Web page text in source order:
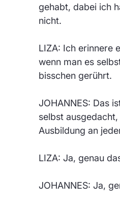
gehabt, dabei ich
nicht.
LIZA: Ich erinnere
wenn man es
bisschen gerührt.
JOHANNES: Das
selbst
Ausbildung an
LIZA: Ja, genau
JOHANNES: Ja,